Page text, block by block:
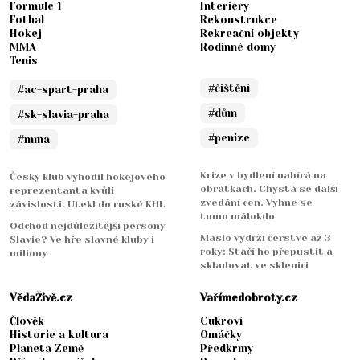
Formule 1
Fotbal
Hokej
MMA
Tenis
#ac-spart-praha
#sk-slavia-praha
#mma
Český klub vyhodil hokejového
reprezentanta kvůli
závislosti. Utekl do ruské KHL
Odchod nejdůležitější persony
Slavie? Ve hře slavné kluby i
miliony
Interiéry
Rekonstrukce
Rekreační objekty
Rodinné domy
#čištění
#dům
#penize
Krize v bydlení nabírá na
obrátkách. Chystá se další
zvedání cen. Vyhne se
tomu málokdo
Máslo vydrží čerstvé až 3
roky: Stačí ho přepustit a
skladovat ve sklenici
VědaŽivě.cz
Člověk
Historie a kultura
Planeta Země
Vařímedobroty.cz
Cukroví
Omáčky
Předkrmy